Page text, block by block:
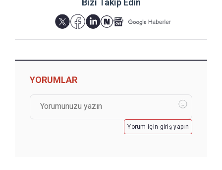
Bizi Takip Edin
YORUMLAR
Yorum için giriş yapın